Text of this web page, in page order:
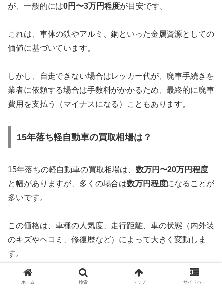
が、一般的には0円〜3万円程度が目安です。
これは、車体の鉄やアルミ、銅といった金属資源としての
価値に基づいています。
しかし、自走できない場合はレッカー代が、廃車手続きを
業者に依頼する場合は手数料がかかるため、最終的に廃車
費用を支払う（マイナスになる）こともあります。
15年落ち軽自動車の買取相場は？
15年落ちの軽自動車の買取相場は、 数万円〜20万円程度
と幅がありますが、多くの場合は数万円程度になることが
多いです。
この価格は、車種の人気度、走行距離、車の状態（内外装
のキズやヘコミ、修復歴など）によって大きく変動しま
す。
例えば、スズキのジムニーやホンダのN-BOXのような人
ホーム 検索 トップ サイドバー